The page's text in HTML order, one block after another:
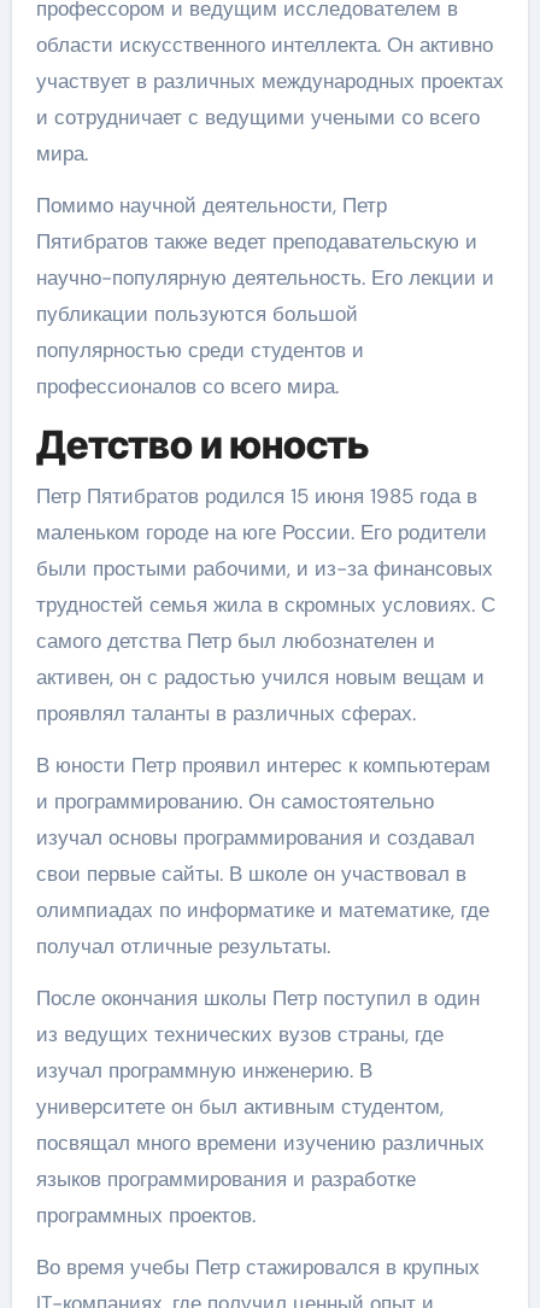
профессором и ведущим исследователем в
области искусственного интеллекта. Он активно
участвует в различных международных проектах
и сотрудничает с ведущими учеными со всего
мира.
Помимо научной деятельности, Петр
Пятибратов также ведет преподавательскую и
научно-популярную деятельность. Его лекции и
публикации пользуются большой
популярностью среди студентов и
профессионалов со всего мира.
Детство и юность
Петр Пятибратов родился 15 июня 1985 года в
маленьком городе на юге России. Его родители
были простыми рабочими, и из-за финансовых
трудностей семья жила в скромных условиях. С
самого детства Петр был любознателен и
активен, он с радостью учился новым вещам и
проявлял таланты в различных сферах.
В юности Петр проявил интерес к компьютерам
и программированию. Он самостоятельно
изучал основы программирования и создавал
свои первые сайты. В школе он участвовал в
олимпиадах по информатике и математике, где
получал отличные результаты.
После окончания школы Петр поступил в один
из ведущих технических вузов страны, где
изучал программную инженерию. В
университете он был активным студентом,
посвящал много времени изучению различных
языков программирования и разработке
программных проектов.
Во время учебы Петр стажировался в крупных
IT-компаниях, где получил ценный опыт и